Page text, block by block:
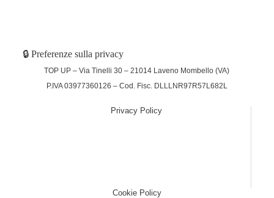
🔒 Preferenze sulla privacy
TOP UP – Via Tinelli 30 – 21014 Laveno Mombello (VA)
P.IVA 03977360126 – Cod. Fisc. DLLLNR97R57L682L
Privacy Policy
Cookie Policy